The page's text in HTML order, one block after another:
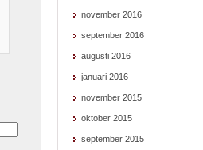
november 2016
september 2016
augusti 2016
januari 2016
november 2015
oktober 2015
september 2015